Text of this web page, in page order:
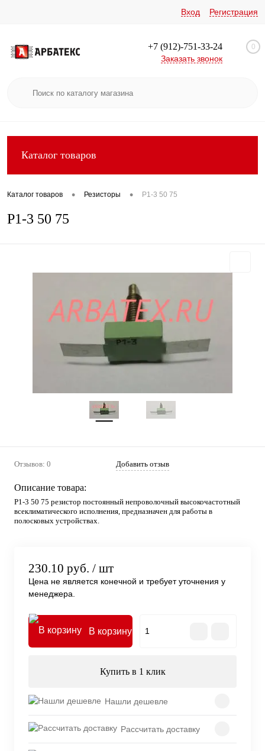
Вход Регистрация
+7 (912)-751-33-24
Заказать звонок
0
Каталог товаров
Каталог товаров • Резисторы • Р1-3 50 75
Р1-3 50 75
Отзывов: 0 Добавить отзыв
Описание товара:
Р1-3 50 75 резистор постоянный непроволочный высокочастотный
всеклиматического исполнения, предназначен для работы в
полосковых устройствах.
230.10 руб. / шт
Цена не является конечной и требует уточнения у
менеджера.
В корзину
Купить в 1 клик
Нашли дешевле
Рассчитать доставку